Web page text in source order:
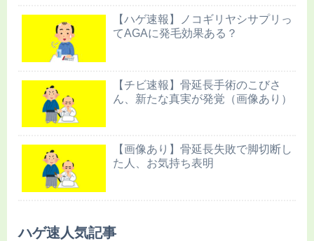
【ハゲ速報】ノコギリヤシサプリっ
てAGAに発毛効果ある？
【チビ速報】骨延長手術のこびさ
ん、新たな真実が発覚（画像あり）
【画像あり】骨延長失敗で脚切断し
た人、お気持ち表明
ハゲ速人気記事